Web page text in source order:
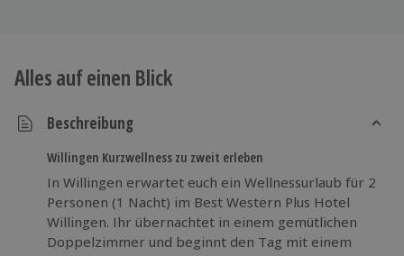
Alles auf einen Blick
Beschreibung
Willingen Kurzwellness zu zweit erleben
In Willingen erwartet euch ein Wellnessurlaub für 2
Personen (1 Nacht) im Best Western Plus Hotel
Willingen. Ihr übernachtet in einem gemütlichen
Doppelzimmer und beginnt den Tag mit einem